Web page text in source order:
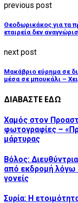
previous post
Θεοδωρικάκος για τα
εταιρεία δεν
next post
Μακάβριο εύρημα σε
μέσα σε μπουκάλι –
ΔΙΑΒΑΣΤΕ ΕΔΩ
Χαμός στον
φωτογραφίες –
μάρτυρας
Βόλος:
από εκδρομή λόγω
γονείς
Συρία: Η